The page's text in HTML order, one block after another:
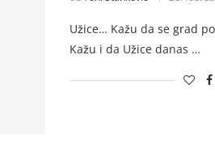
Užice… Kažu da se grad
Kažu i da Užice danas …